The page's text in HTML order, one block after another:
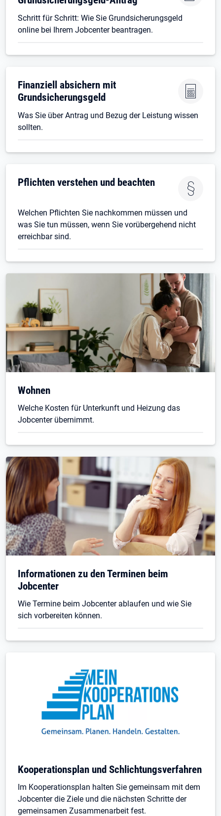
Schritt für Schritt: Wie Sie Grundsicherungsgeld
online bei Ihrem Jobcenter beantragen.
Finanziell absichern mit
Grundsicherungsgeld
Was Sie über Antrag und Bezug der Leistung wissen
sollten.
Pflichten verstehen und beachten
Welchen Pflichten Sie nachkommen müssen und
was Sie tun müssen, wenn Sie vorübergehend nicht
erreichbar sind.
Wohnen
Welche Kosten für Unterkunft und Heizung das
Jobcenter übernimmt.
Informationen zu den Terminen beim
Jobcenter
Wie Termine beim Jobcenter ablaufen und wie Sie
sich vorbereiten können.
Kooperationsplan und Schlichtungsverfahren
Im Kooperationsplan halten Sie gemeinsam mit dem
Jobcenter die Ziele und die nächsten Schritte der
gemeinsamen Zusammenarbeit fest.